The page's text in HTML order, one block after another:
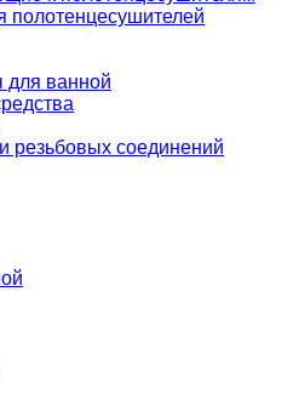
полотенцесушителей
для ванной
резьбовых соединений